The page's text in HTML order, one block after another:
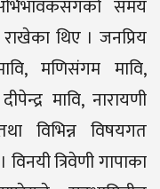
समय
थिए । जनप्रिय
मणिसंगम मावि,
मावि, नारायणी
विभिन्न विषयगत
त्रिवेणी गापाका